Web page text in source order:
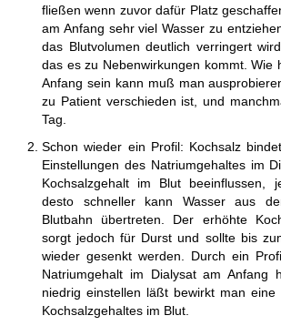
fließen wenn zuvor dafür Platz
am Anfang sehr viel Wasser zu
das Blutvolumen deutlich verringert
das es zu Nebenwirkungen kommt. Wie
Anfang sein kann muß man
zu Patient verschieden ist, und
Tag.
Schon wieder ein Profil: Kochsalz
Einstellungen des Natriumgehaltes im
Kochsalzgehalt im Blut beeinflussen,
desto schneller kann Wasser aus
Blutbahn übertreten. Der erhöhte
sorgt jedoch für Durst und sollte bis
wieder gesenkt werden. Durch ein
Natriumgehalt im Dialysat am Anfang
niedrig einstellen läßt bewirkt man eine
Kochsalzgehaltes im Blut.